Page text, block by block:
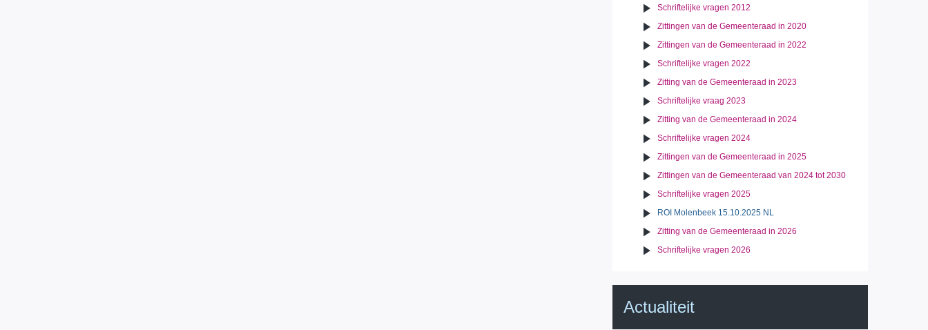
Schriftelijke vragen 2012
Zittingen van de Gemeenteraad in 2020
Zittingen van de Gemeenteraad in 2022
Schriftelijke vragen 2022
Zitting van de Gemeenteraad in 2023
Schriftelijke vraag 2023
Zitting van de Gemeenteraad in 2024
Schriftelijke vragen 2024
Zittingen van de Gemeenteraad in 2025
Zittingen van de Gemeenteraad van 2024 tot 2030
Schriftelijke vragen 2025
ROI Molenbeek 15.10.2025 NL
Zitting van de Gemeenteraad in 2026
Schriftelijke vragen 2026
Actualiteit